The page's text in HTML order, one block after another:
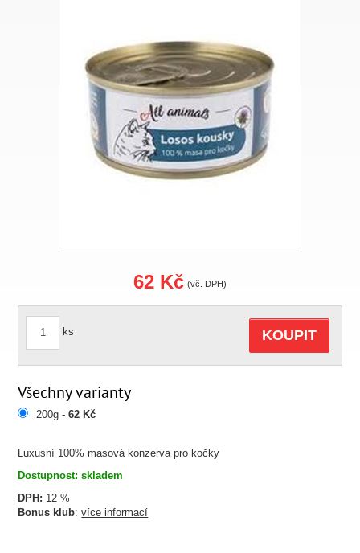
Luxusní 100% masová konzerva pro kočky
Dostupnost: skladem
DPH: 12 %
Bonus klub:více informací
62 Kč (vč. DPH)
ks KOUPIT
Všechny varianty
200g -62 Kč